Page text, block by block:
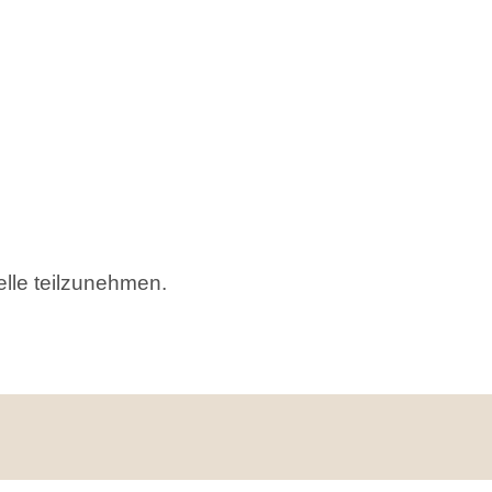
teilzunehmen.